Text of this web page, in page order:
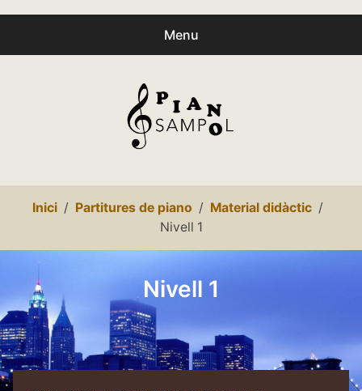
Menu
0,00€
Presentació
Partitures
child
menu
Material didàctic
Inici Partitures de piano
Material didàctic
Nivell 1
Nivell 1